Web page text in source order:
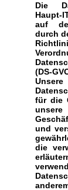
Die
Haupt-
auf
durch
(DS-
Unsere
für die
und
die